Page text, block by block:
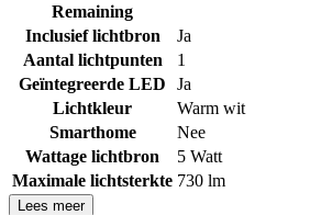
Remaining
Inclusief lichtbron
Ja
Aantal lichtpunten
1
Geïntegreerde LED
Ja
Lichtkleur
Warm wit
Smarthome
Nee
Wattage lichtbron
5 Watt
Maximale lichtsterkte 730 lm
Lees meer